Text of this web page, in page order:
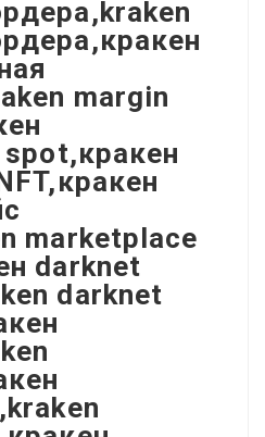
margin
marketplace
darknet
darknet